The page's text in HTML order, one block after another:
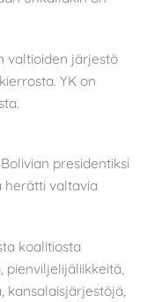
valtioiden järjestö
YK on
presidentiksi
herätti valtavia
koalitiosta
pienviljelijäliikkeitä,